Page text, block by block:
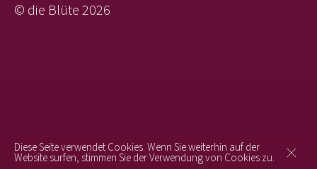
© die Blüte2026
Diese Seite verwendet Cookies. Wenn Sie weiterhin auf der
Website surfen, stimmen Sie der Verwendung von Cookies zu.